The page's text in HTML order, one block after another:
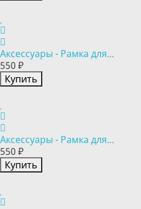
Аксессуары - Рамка для...
550 ₽
Купить
Аксессуары - Рамка для...
550 ₽
Купить